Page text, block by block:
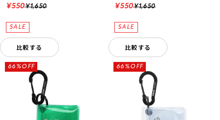
¥1,650
¥550
比較する
¥1,650
¥550
比較する
66%OFF 66%OFF